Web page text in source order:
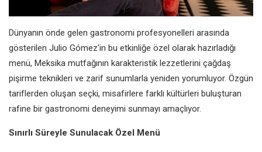
Dünyanın önde gelen gastronomi profesyonelleri arasında
gösterilen Julio Gómez'in bu etkinliğe özel olarak hazırladığı
menü, Meksika mutfağının karakteristik lezzetlerini çağdaş
pişirme teknikleri ve zarif sunumlarla yeniden yorumluyor. Özgün
tariflerden oluşan seçki, misafirlere farklı kültürleri buluşturan
rafine bir gastronomi deneyimi sunmayı amaçlıyor.
Sınırlı Süreyle Sunulacak Özel Menü